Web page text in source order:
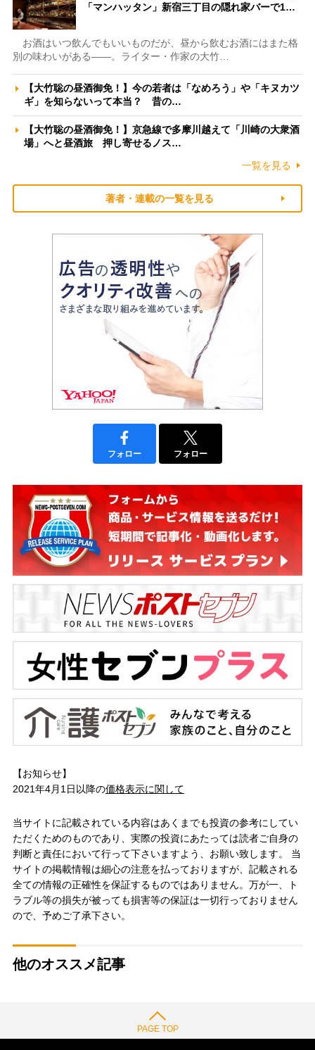
「マンハッタン」新宿三丁目の隠れ家バーで1…
お酒はいつ飲んでもいいものだが、昼から飲むお酒にはまた格
別の味わいがある――。ライター・作家の大竹…
【大竹聡の昼酒御免！】今の若者は「なめろう」や「キヌカツ
ギ」を知らないって本当？ 昔の…
【大竹聡の昼酒御免！】京急線で多摩川越えて「川崎の大衆酒
場」へと昼酒旅 押し寄せるノス…
一覧を見る
著者・連載の一覧を見る
フォロー フォロー
【お知らせ】
2021年4月1日以降の価格表示に関して
当サイトに記載されている内容はあくまでも投資の参考にしてい
ただくためのものであり、実際の投資にあたっては読者ご自身の
判断と責任において行って下さいますよう、お願い致します。 当
サイトの掲載情報は細心の注意を払っておりますが、記載される
全ての情報の正確性を保証するものではありません。万が一、ト
ラブル等の損失が被っても損害等の保証は一切行っておりません
ので、予めご了承下さい。
他のオススメ記事
PAGE TOP